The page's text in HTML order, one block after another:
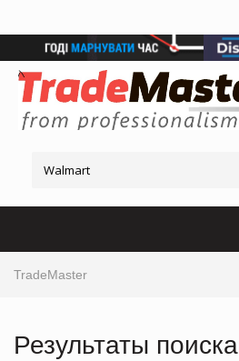
TradeMaster
Результаты поиска